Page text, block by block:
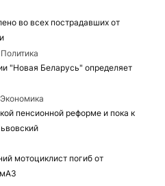
во всех пострадавших от
"Новая Беларусь" определяет
пенсионной реформе и пока к
мотоциклист погиб от